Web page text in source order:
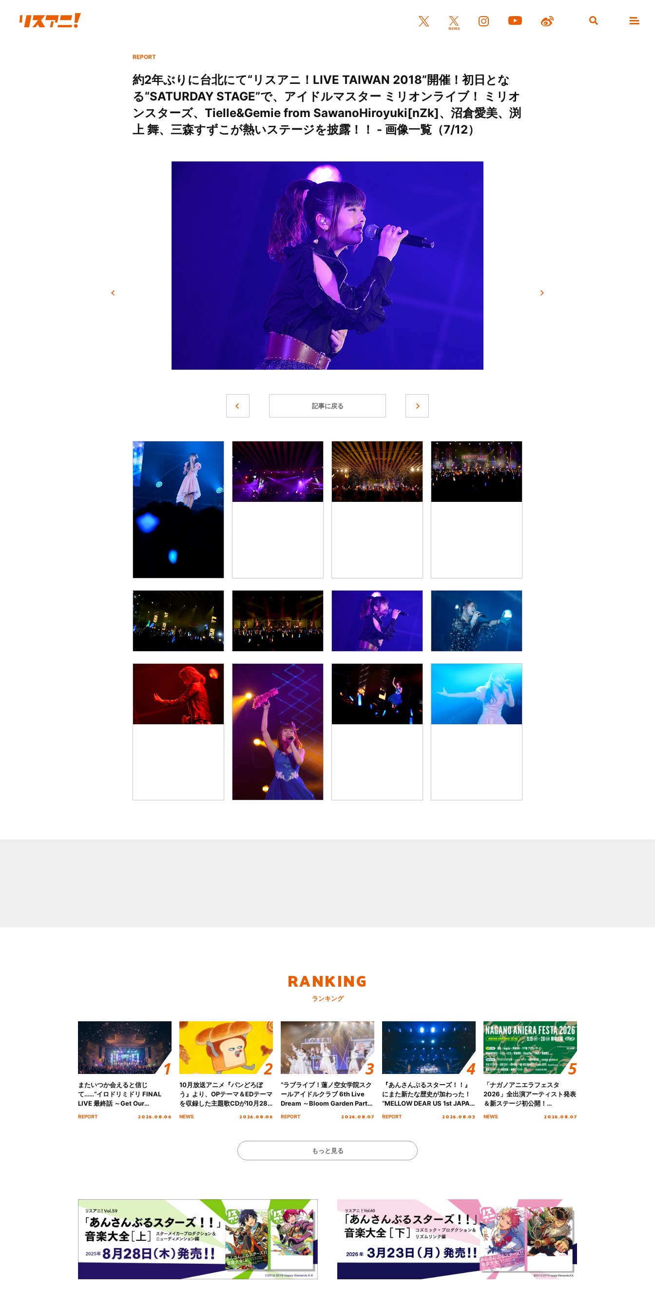
REPORT
約2年ぶりに台北にて“リスアニ！LIVE TAIWAN 2018”開催！初日とな
る“SATURDAY STAGE”で、アイドルマスター ミリオンライブ！ ミリオ
ンスターズ、Tielle&Gemie from SawanoHiroyuki[nZk]、沼倉愛美、渕
上 舞、三森すずこが熱いステージを披露！！ - 画像一覧（7/12）
記事に戻る
RANKING
ランキング
またいつか会えると信じ
て……“イロドリミドリ FINAL
LIVE 最終話 ～Get Our
REPORT 2026.08.06
10月放送アニメ『パンどろぼ
う』より、OPテーマ＆EDテーマ
を収録した主題歌CDが10月28
NEWS 2026.08.06
“ラブライブ！蓮ノ空女学院スク
ールアイドルクラブ 6th Live
Dream ～Bloom Garden Party
REPORT 2026.08.07
『あんさんぶるスターズ！！』
にまた新たな歴史が加わった！
“MELLOW DEAR US 1st JAPAN
REPORT 2026.08.03
「ナガノアニエラフェスタ
2026」全出演アーティスト発表
＆新ステージ初公開！
NEWS 2026.08.07
もっと見る